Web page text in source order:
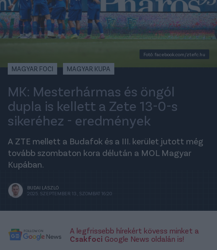
Fotó: facebook.com/ztefc.hu
MAGYAR FOCI MAGYAR KUPA
MK: Mesterhármas és öngól
dupla is kellett a Zete 13-0-s
sikeréhez - eredmények
A ZTE mellett a Budafok és a III. kerület jutott még
tovább szombaton kora délután a MOL Magyar
Kupában.
BUDAI LÁSZLÓ
2025. SZEPTEMBER 13., SZOMBAT 16:20
A legfrissebb hírekért kövess minket a
Csakfoci Google News oldalán is!